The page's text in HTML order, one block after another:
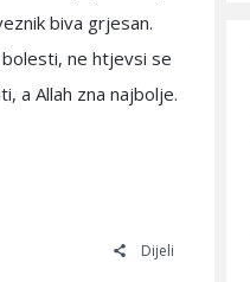
biva grjesan.
ne htjevsi se
a Allah zna najbolje.
Dijeli